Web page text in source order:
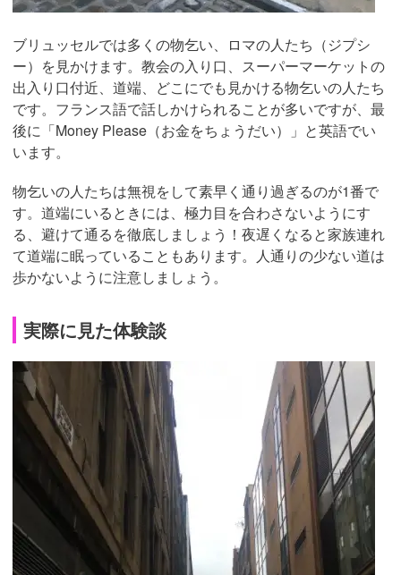
ブリュッセルでは多くの物乞い、ロマの人たち（ジプシ
ー）を見かけます。教会の入り口、スーパーマーケットの
出入り口付近、道端、どこにでも見かける物乞いの人たち
です。フランス語で話しかけられることが多いですが、最
後に「Money Please（お金をちょうだい）」と英語でい
います。
物乞いの人たちは無視をして素早く通り過ぎるのが1番で
す。道端にいるときには、極力目を合わさないようにす
る、避けて通るを徹底しましょう！夜遅くなると家族連れ
て道端に眠っていることもあります。人通りの少ない道は
歩かないように注意しましょう。
実際に見た体験談